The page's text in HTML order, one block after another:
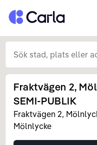
Tillbaka till startsidan
Fraktvägen 2,
SEMI-PUBLIK
Fraktvägen 2,
Mölnlycke